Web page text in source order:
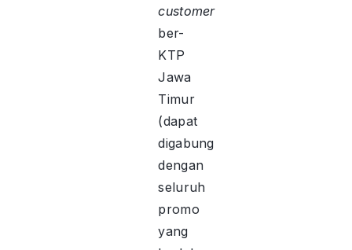
customer
ber-
KTP
Jawa
Timur
(dapat
digabung
dengan
seluruh
promo
yang